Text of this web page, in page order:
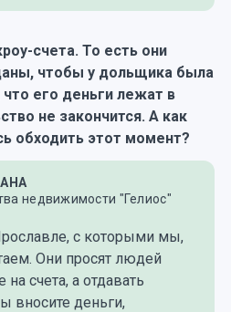
счета. То есть они
чтобы у дольщика была
его деньги лежат в
не закончится. А как
обходить этот момент?
недвижимости "Гелиос"
с которыми мы,
Они просят людей
счета, а отдавать
вносите деньги,